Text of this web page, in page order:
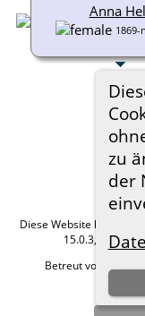
zu
der
Anna
1869-
Diese Website läuft mit
15.0.3,
Betreut von